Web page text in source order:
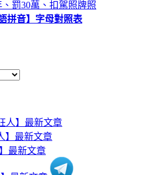
罰30萬、扣駕照牌照
拼音】字母對照表